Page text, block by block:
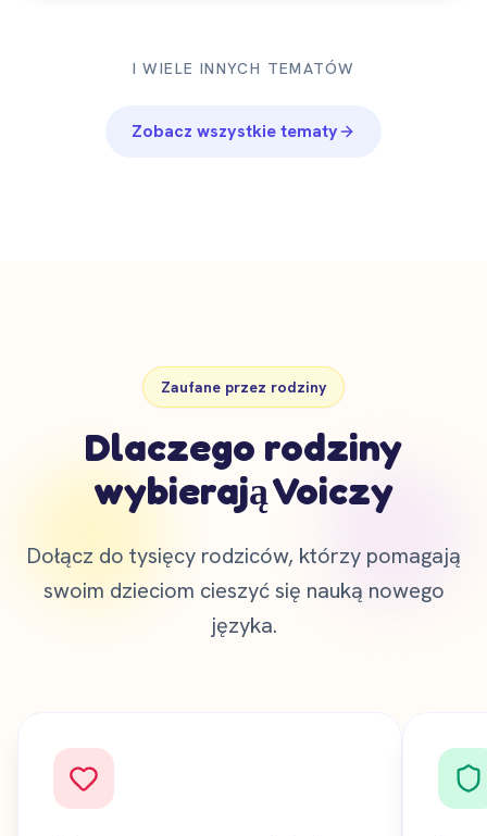
I WIELE INNYCH TEMATÓW
Zobacz wszystkie tematy
Zaufane przez rodziny
Dlaczego rodziny
wybierają Voiczy
Dołącz do tysięcy rodziców, którzy pomagają
swoim dzieciom cieszyć się nauką nowego
języka.